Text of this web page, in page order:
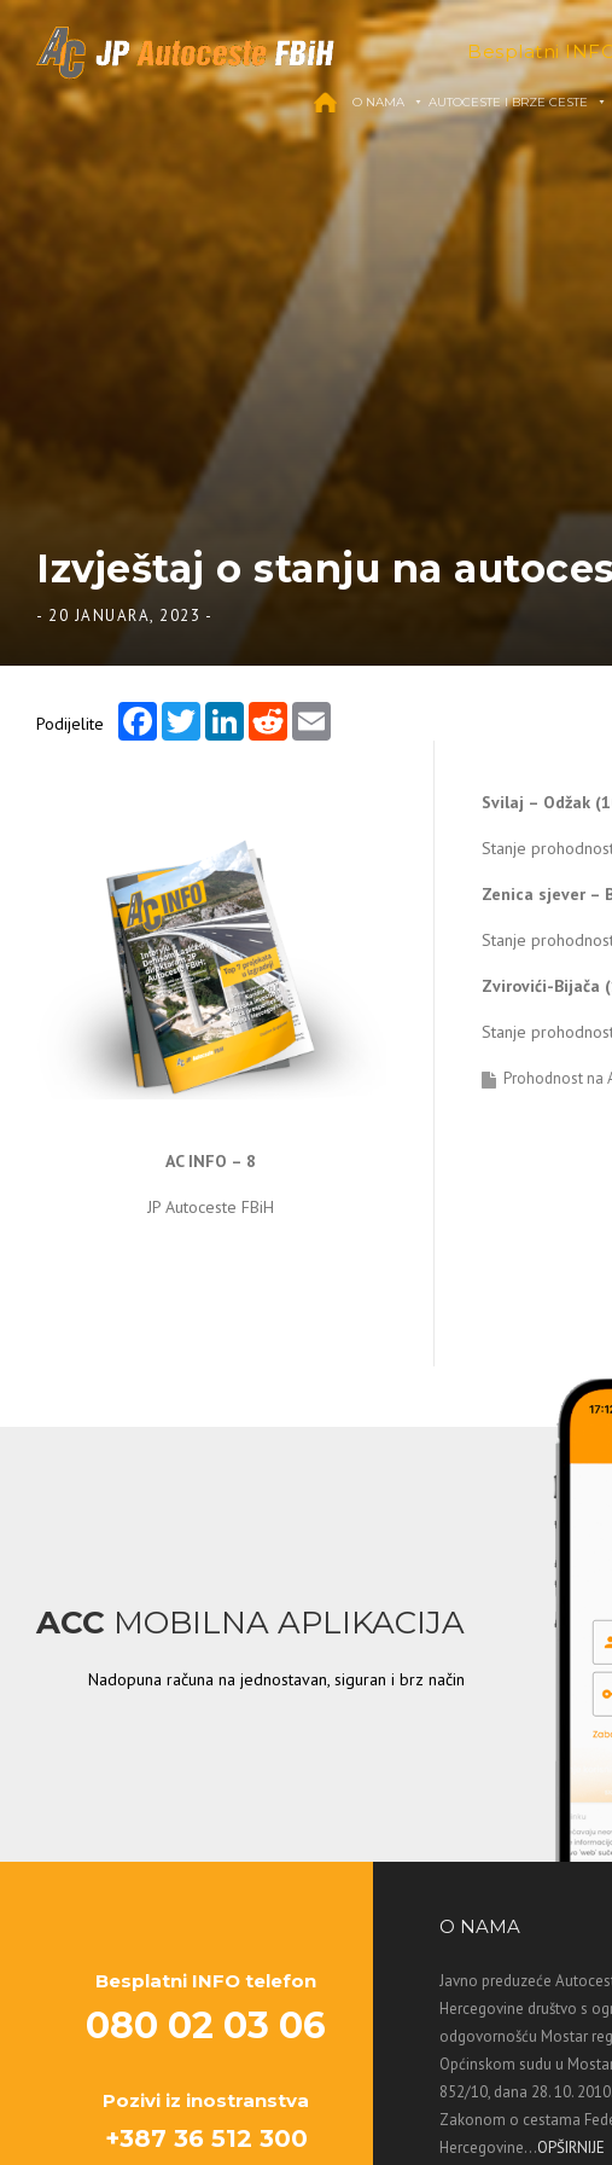
Skip to content
Besplatni
O NAMA AUTOCESTE I BRZE CESTE
Izvještaj o stanju na
- 20 JANUARA, 2023 -
Podijelite
FacebookTwitterLinkedInReddit
Svilaj – Odžak
Stanje
Zenica sjever –
Stanje
Zvirovići-Bijača
Stanje
Prohodnost na
AC INFO – 8
JP Autoceste FBiH
ACC MOBILNA APLIKACIJA
Nadopuna računa na jednostavan, siguran i brz način
Besplatni INFO telefon
080 02 03 06
Pozivi iz inostranstva
+387 36 512 300
O NAMA
Javno preduzeće
Hercegovine društvo s
odgovornošću Mostar
Općinskom sudu u
852/10, dana 28. 10.
Zakonom o cestama
Hercegovine...OPŠIRNIJE